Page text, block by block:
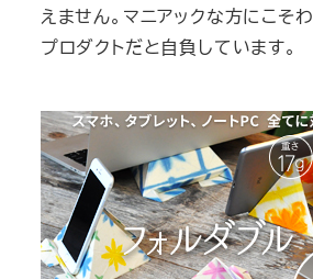
えません。マニアックな方にこそ
プロダクトだと自負しています。